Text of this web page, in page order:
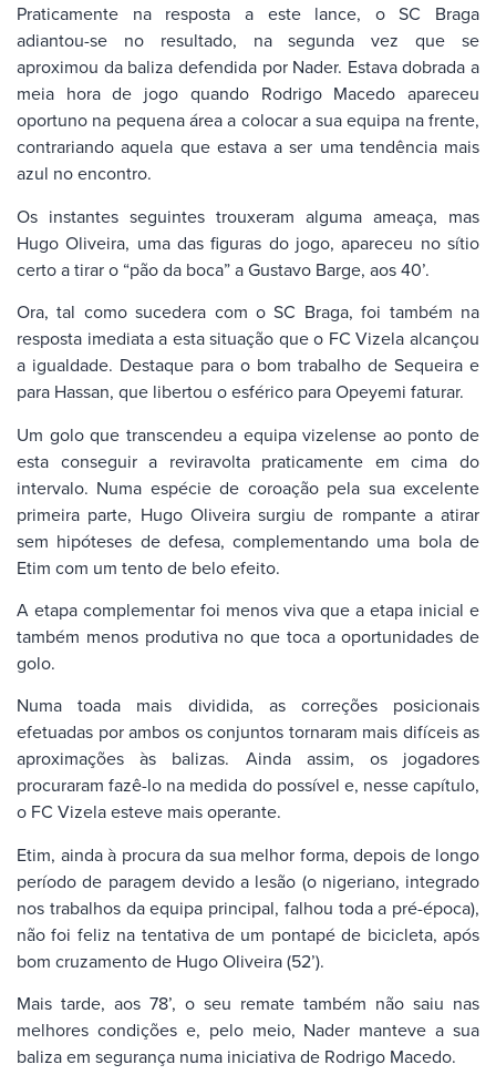
Praticamente na resposta a este lance, o SC Braga
adiantou-se no resultado, na segunda vez que se
aproximou da baliza defendida por Nader. Estava dobrada a
meia hora de jogo quando Rodrigo Macedo apareceu
oportuno na pequena área a colocar a sua equipa na frente,
contrariando aquela que estava a ser uma tendência mais
azul no encontro.
Os instantes seguintes trouxeram alguma ameaça, mas
Hugo Oliveira, uma das figuras do jogo, apareceu no sítio
certo a tirar o “pão da boca” a Gustavo Barge, aos 40’.
Ora, tal como sucedera com o SC Braga, foi também na
resposta imediata a esta situação que o FC Vizela alcançou
a igualdade. Destaque para o bom trabalho de Sequeira e
para Hassan, que libertou o esférico para Opeyemi faturar.
Um golo que transcendeu a equipa vizelense ao ponto de
esta conseguir a reviravolta praticamente em cima do
intervalo. Numa espécie de coroação pela sua excelente
primeira parte, Hugo Oliveira surgiu de rompante a atirar
sem hipóteses de defesa, complementando uma bola de
Etim com um tento de belo efeito.
A etapa complementar foi menos viva que a etapa inicial e
também menos produtiva no que toca a oportunidades de
golo.
Numa toada mais dividida, as correções posicionais
efetuadas por ambos os conjuntos tornaram mais difíceis as
aproximações às balizas. Ainda assim, os jogadores
procuraram fazê-lo na medida do possível e, nesse capítulo,
o FC Vizela esteve mais operante.
Etim, ainda à procura da sua melhor forma, depois de longo
período de paragem devido a lesão (o nigeriano, integrado
nos trabalhos da equipa principal, falhou toda a pré-época),
não foi feliz na tentativa de um pontapé de bicicleta, após
bom cruzamento de Hugo Oliveira (52’).
Mais tarde, aos 78’, o seu remate também não saiu nas
melhores condições e, pelo meio, Nader manteve a sua
baliza em segurança numa iniciativa de Rodrigo Macedo.